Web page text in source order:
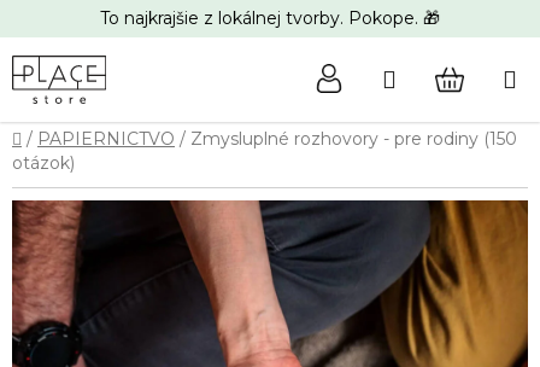
na
obsah
To najkrajšie z lokálnej tvorby. Pokope. 🎁
Hľadať
KOŠÍK
Domov
/ PAPIERNICTVO / Zmysluplné rozhovory - pre rodiny (150
otázok)